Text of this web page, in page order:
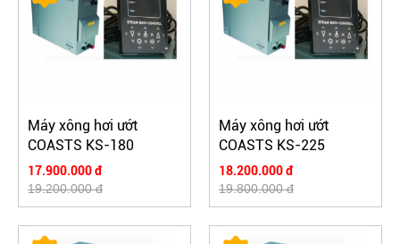
Máy xông hơi ướt
COASTS KS-180
17.900.000 đ
19.200.000 đ
Máy xông hơi ướt
COASTS KS-225
18.200.000 đ
19.800.000 đ